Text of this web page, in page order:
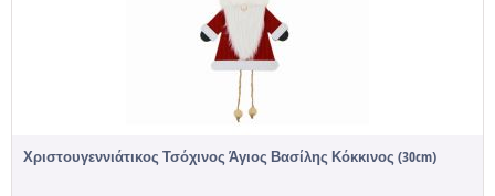
Χριστουγεννιάτικος Τσόχινος Άγιος Βασίλης Κόκκινος (30cm)